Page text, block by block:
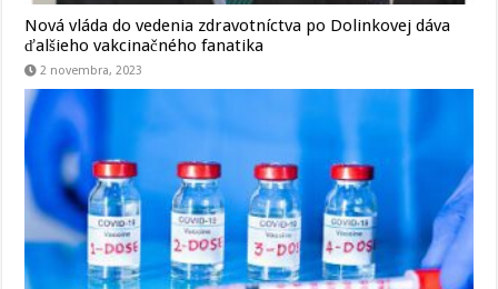
Nová vláda do vedenia zdravotníctva po Dolinkovej dáva
ďalšieho vakcinačného fanatika
2 novembra, 2023